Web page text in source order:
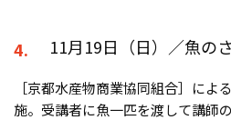
4. 11月19日（日）／魚の
［京都水産物商業協同組合］によ
施。受講者に魚一匹を渡して講師